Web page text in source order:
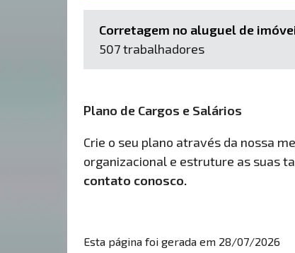
Corretagem no aluguel de
507 trabalhadores
Plano de Cargos e Salários
Crie o seu plano através da nossa
organizacional e estruture as suas
contato conosco.
Esta página foi gerada em 28/07/2026